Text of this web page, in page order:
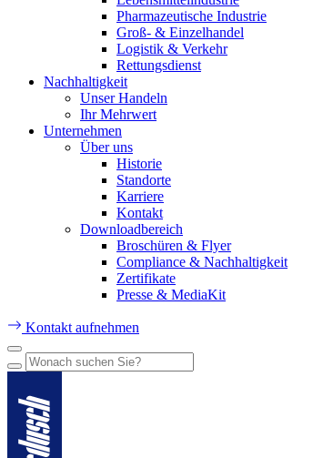
Pharmazeutische Industrie
Groß- & Einzelhandel
Logistik & Verkehr
Rettungsdienst
Nachhaltigkeit
Unser Handeln
Ihr Mehrwert
Unternehmen
Über uns
Historie
Standorte
Karriere
Kontakt
Downloadbereich
Broschüren & Flyer
Compliance & Nachhaltigkeit
Zertifikate
Presse & MediaKit
Kontakt aufnehmen